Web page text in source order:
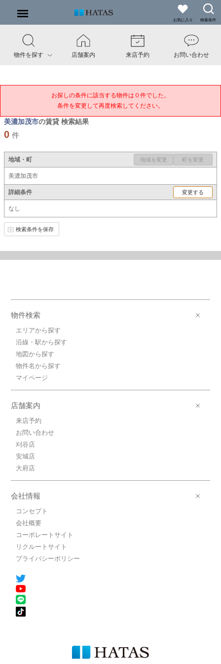
お気に入り 検索条件
物件を探す 店舗案内 来店予約 お問い合わせ
お探しの条件に該当する物件は０件でした。
条件を変更して再度検索してください。
美濃加茂市の賃貸 検索結果
0 件
地域・町 地域を変更 町を変更
美濃加茂市
詳細条件 変更する
なし
検索条件を保存
物件検索
エリアから探す
沿線・駅から探す
地図から探す
物件名から探す
マイページ
店舗案内
来店予約
お問い合わせ
刈谷店
安城店
大府店
会社情報
コンセプト
会社概要
コーポレートサイト
リクルートサイト
プライバシーポリシー